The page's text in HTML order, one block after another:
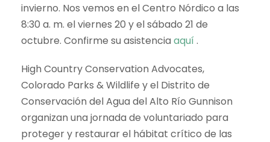
invierno. Nos vemos en el Centro Nórdico a las
8:30 a. m. el viernes 20 y el sábado 21 de
octubre. Confirme su asistencia aquí .
High Country Conservation Advocates,
Colorado Parks & Wildlife y el Distrito de
Conservación del Agua del Alto Río Gunnison
organizan una jornada de voluntariado para
proteger y restaurar el hábitat crítico de las